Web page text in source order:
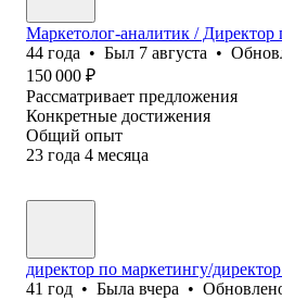
Маркетолог-аналитик / Директор
44 года • Был 7 августа •
150 000 ₽
Рассматривает предложения
Конкретные достижения
Общий опыт
23 года 4 месяца
директор по маркетингу/
41 год • Была вчера •